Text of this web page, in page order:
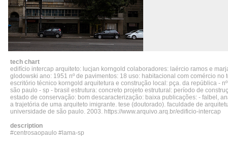
tech chart
edifício intercap arquiteto: lucjan korngold colaboradores: laércio ramos e
glodowski ano: 1951 nº de pavimentos: 18 uso: habitacional com comércio no
escritório técnico korngold arquitetura e construção local: pça. da república -
são paulo - sp - brasil estrutura: concreto projeto estrutural: período de
estado de conservação: bom descaracterização: baixa publicações: - falbel,
a trajetória de uma arquiteto imigrante. tese (doutorado). faculdade de
universidade de são paulo. 2003. https://www.arquivo.arq.br/edificio-intercap
description
#centrosaopaulo # lama-sp